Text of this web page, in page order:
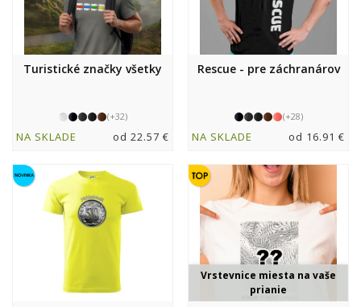
Turistické značky všetky
(+32)
NA SKLADE od 22.57 €
Rescue - pre záchranárov
(+28)
NA SKLADE od 16.91 €
Vrstevnice miesta na vaše
prianie